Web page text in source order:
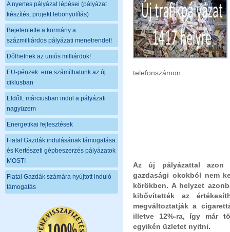
A nyertes pályázat lépései (pályázat
készítés, projekt lebonyolítás)
Bejelentette a kormány a
százmilliárdos pályázati menetrendet!
Dőlhetnek az uniós milliárdok!
EU-pénzek: erre számíthatunk az új
ciklusban
Eldőlt: márciusban indul a pályázati
nagyüzem
Energetikai fejlesztések
Fiatal Gazdák indulásának támogatása
és Kertészeti gépbeszerzés pályázatok
MOST!
Fiatal Gazdák számára nyújtott induló
támogatás
telefonszámon.
Az új pályázattal azon
gazdasági okokból nem
körökben. A helyzet
kibővítették az
megváltoztatják a
illetve 12%-ra, így már
egyikén üzletet nyitni.